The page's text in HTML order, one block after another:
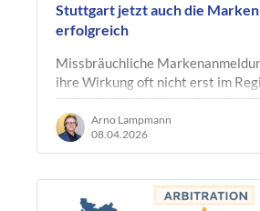
Stuttgart jetzt auch die
erfolgreich
Missbräuchliche
ihre Wirkung oft nicht erst im
sofort im Markt. Besonders
Plattformen wie Amazon: Eine…
Arno Lampmann
08.04.2026